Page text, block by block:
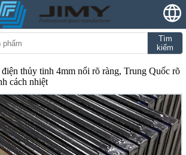
Tìm
kiếm
thủy tinh 4mm nổi rõ ràng, Trung Quốc rõ
cách nhiệt